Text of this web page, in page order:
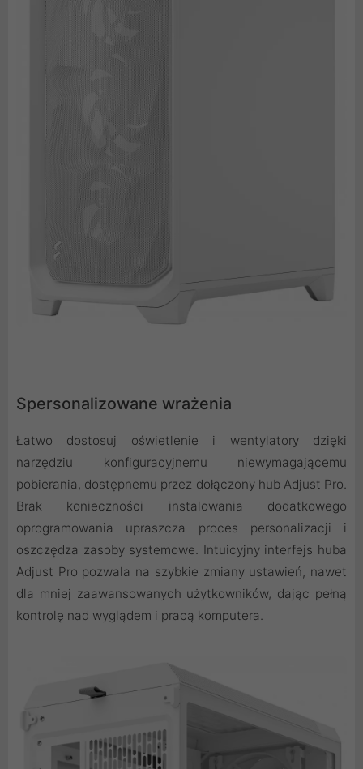
Spersonalizowane wrażenia
Łatwo dostosuj oświetlenie i wentylatory dzięki
narzędziu konfiguracyjnemu niewymagającemu
pobierania, dostępnemu przez dołączony hub Adjust Pro.
Brak konieczności instalowania dodatkowego
oprogramowania upraszcza proces personalizacji i
oszczędza zasoby systemowe. Intuicyjny interfejs huba
Adjust Pro pozwala na szybkie zmiany ustawień, nawet
dla mniej zaawansowanych użytkowników, dając pełną
kontrolę nad wyglądem i pracą komputera.